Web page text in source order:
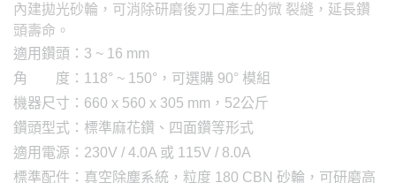
內建拋光砂輪，可消除研磨後刃口產生的微 裂縫，延長鑽
頭壽命。
適用鑽頭：3 ~ 16 mm
角 度：118° ~ 150°，可選購 90° 模組
機器尺寸：660 x 560 x 305 mm，52公斤
鑽頭型式：標準麻花鑽、四面鑽等形式
適用電源：230V / 4.0A 或 115V / 8.0A
標準配件：真空除塵系統，粒度 180 CBN 砂輪，可研磨高